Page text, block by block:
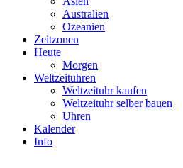
Australien
Ozeanien
Zeitzonen
Heute
Morgen
Weltzeituhren
Weltzeituhr kaufen
Weltzeituhr selber bauen
Uhren
Kalender
Info